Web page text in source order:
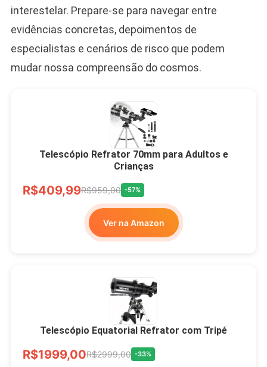
interestelar. Prepare-se para navegar entre
evidências concretas, depoimentos de
especialistas e cenários de risco que podem
mudar nossa compreensão do cosmos.
Telescópio Refrator 70mm para Adultos e
Crianças
R$409,99R$959,00 -57%
Ver na Amazon
Telescópio Equatorial Refrator com Tripé
R$1999,00R$2999,00 -33%